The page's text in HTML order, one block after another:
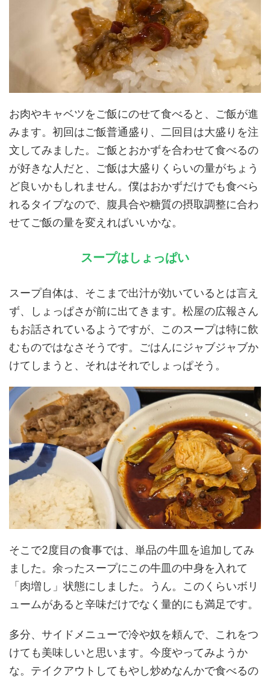
お肉やキャベツをご飯にのせて食べると、ご飯が進
みます。初回はご飯普通盛り、二回目は大盛りを注
文してみました。ご飯とおかずを合わせて食べるの
が好きな人だと、ご飯は大盛りくらいの量がちょう
ど良いかもしれません。僕はおかずだけでも食べら
れるタイプなので、腹具合や糖質の摂取調整に合わ
せてご飯の量を変えればいいかな。
スープはしょっぱい
スープ自体は、そこまで出汁が効いているとは言え
ず、しょっぱさが前に出てきます。松屋の広報さん
もお話されているようですが、このスープは特に飲
むものではなさそうです。ごはんにジャブジャブか
けてしまうと、それはそれでしょっぱそう。
そこで2度目の食事では、単品の牛皿を追加してみ
ました。余ったスープにこの牛皿の中身を入れて
「肉増し」状態にしました。うん。このくらいボリ
ュームがあると辛味だけでなく量的にも満足です。
多分、サイドメニューで冷や奴を頼んで、これをつ
けても美味しいと思います。今度やってみようか
な。テイクアウトしてもやし炒めなんかで食べるの